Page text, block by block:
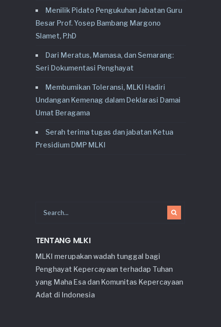
Menilik Pidato Pengukuhan Jabatan Guru
Besar Prof. Yosep Bambang Margono
Slamet, P.hD
Dari Meratus, Mamasa, dan Semarang:
Seri Dokumentasi Penghayat
Membumikan Toleransi, MLKI Hadiri
Undangan Kemenag dalam Deklarasi Damai
Umat Beragama
Serah terima tugas dan jabatan Ketua
Presidium DMP MLKI
TENTANG MLKI
MLKI merupakan wadah tunggal bagi
Penghayat Kepercayaan terhadap Tuhan
yang Maha Esa dan Komunitas Kepercayaan
Adat di Indonesia